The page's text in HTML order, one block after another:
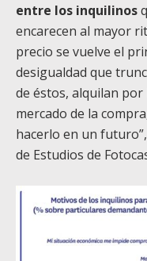
entre los inquilinos
encarecen al mayor
precio se vuelve el
desigualdad que
de éstos, alquilan por
mercado de la
hacerlo en un
de Estudios de